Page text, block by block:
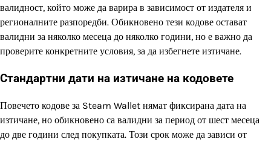
валидност, който може да варира в зависимост от издателя и
регионалните разпоредби. Обикновено тези кодове остават
валидни за няколко месеца до няколко години, но е важно да
проверите конкретните условия, за да избегнете изтичане.
Стандартни дати на изтичане на кодовете
Повечето кодове за Steam Wallet нямат фиксирана дата на
изтичане, но обикновено са валидни за период от шест месеца
до две години след покупката. Този срок може да зависи от